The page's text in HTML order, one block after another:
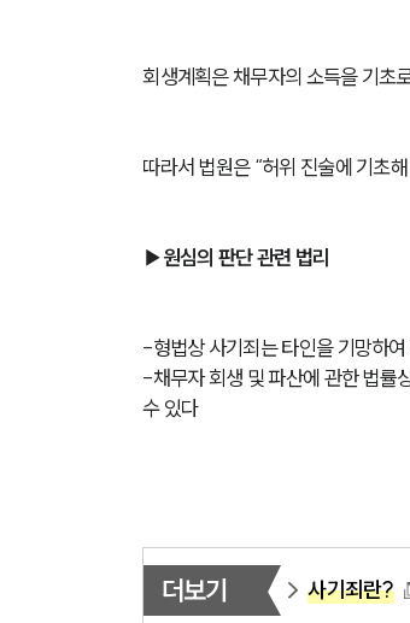
회생계획은 채무자의 소득을 기초
따라서 법원은 “허위 진술에 기초
▶원심의 판단 관련 법리
-형법상 사기죄는 타인을 기망하
-채무자 회생 및 파산에 관한 법률
수 있다
더보기 사기죄란?